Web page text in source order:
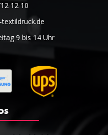
12 10
9 bis 14 Uhr